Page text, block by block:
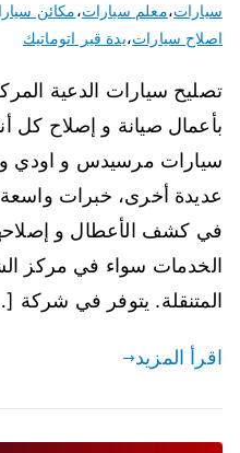
سيارات،معلم سيارات،مكائن
اصلاح سيارات،يدة قير اتوماتيك
تصليح سيارات الدعية
بأعمال صيانة و إصلاح كل
سيارات مرسيدس و اودي و
عديدة أخرى، خبرات
في كشف الأعطال و
الخدمات سواء في مركز
المتنقلة. يتوفر في شركة
اقرأ المزيد